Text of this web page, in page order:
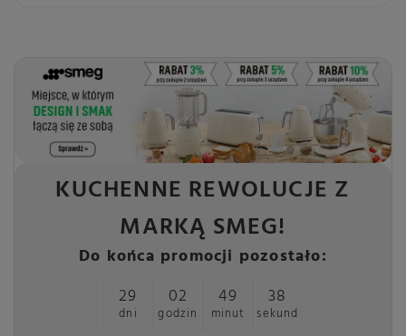
KUCHENNE REWOLUCJE Z
MARKĄ SMEG!
Do końca promocji pozostało:
29
dni
02
godzin
49
minut
37
sekund